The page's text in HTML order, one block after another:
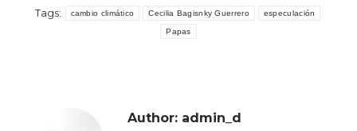
Tags:
cambio climático Cecilia Bagisnky Guerrero especulación
Papas
Author: admin_d